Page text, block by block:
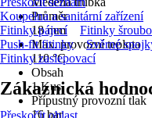
Průměr
18 mm
Max. provozní teplota
110 °C
Obsah
1 Kus
Přípustný provozní tlak
16 bar
Koupelna a sanitární zařízení
Fitinky pájecí
Fitinky
Push-fit fitinky
Svěrné
Fitinky zaslepovací
Zákaznická
Přeskočit oblast